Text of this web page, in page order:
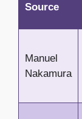
Source
Manuel
Nakamura